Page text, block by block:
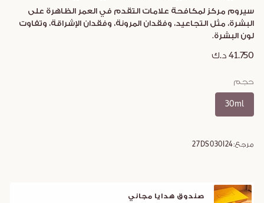
سيروم مركز لمكافحة علامات التقدم في العمر الظاهرة على
البشرة، مثل التجاعيد، وفقدان المرونة، وفقدان الإشراقة، وتفاوت
لون البشرة.
41.750 د.ك
حجم
30ml
مرجع:27DS030I24
صندوق هدايا مجاني